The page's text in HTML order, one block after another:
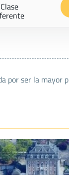
Clase
por ser la mayor